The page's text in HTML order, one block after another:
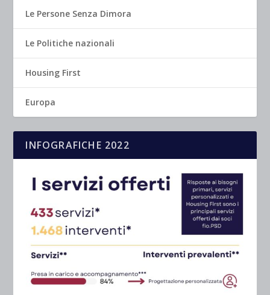
Le Persone Senza Dimora
Le Politiche nazionali
Housing First
Europa
INFOGRAFICHE 2022